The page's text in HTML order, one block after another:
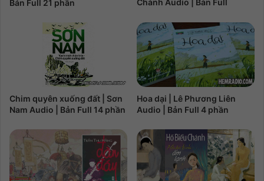
Bản Full 21 phần
Chánh Audio | Bản Full
Chim quyên xuống đất | Sơn
Nam Audio | Bản Full 14 phần
Hoa dại | Lê Phương Liên
Audio | Bản Full 4 phần